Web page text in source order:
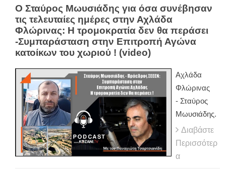
Ο Σταύρος Μωυσιάδης για όσα συνέβησαν
τις τελευταίες ημέρες στην Αχλάδα
Φλώρινας: Η τρομοκρατία δεν θα περάσει
-Συμπαράσταση στην Επιτροπή Αγώνα
κατοίκων του χωριού ! (video)
Αχλάδα
Φλώρινας
- Σταύρος
Μωυσιάδης.
Διαβάστε
Περισσότερ
α